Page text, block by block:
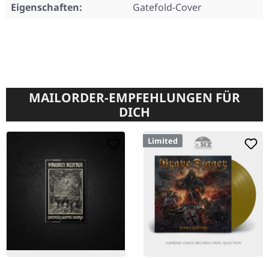
Eigenschaften:
Gatefold-Cover
MAILORDER-EMPFEHLUNGEN FÜR
DICH
Limited